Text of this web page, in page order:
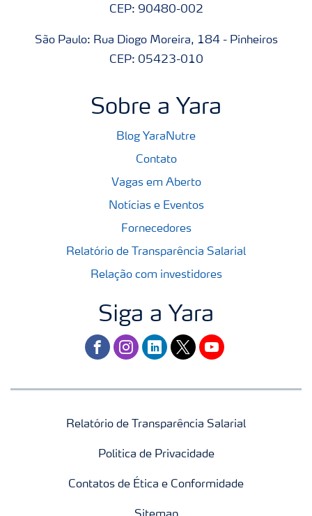
CEP: 90480-002
São Paulo: Rua Diogo Moreira, 184 - Pinheiros
CEP: 05423-010
Sobre a Yara
Blog YaraNutre
Contato
Vagas em Aberto
Notícias e Eventos
Fornecedores
Relatório de Transparência Salarial
Relação com investidores
Siga a Yara
facebookinstagram
linkedintwitteryoutube
Relatório de Transparência Salarial
Politica de Privacidade
Contatos de Ética e Conformidade